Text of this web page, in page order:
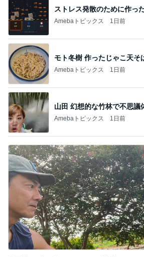
ストレス発散のために作っ
Amebaトピックス 1日前
モト冬樹 作ったじゃこ天そ
Amebaトピックス 1日前
山田 幻想的な竹林で不思議
Amebaトピックス 1日前